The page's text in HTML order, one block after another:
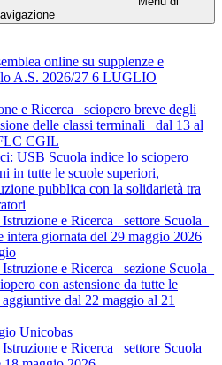
online su supplenze e
A.S. 2026/27 6 LUGLIO
e Ricerca_ sciopero breve degli
delle classi terminali_ dal 13 al
CGIL
USB Scuola indice lo sciopero
in tutte le scuole superiori,
pubblica con la solidarietà tra
e Ricerca_ settore Scuola_
intera giornata del 29 maggio 2026
e Ricerca_ sezione Scuola_
con astensione da tutte le
dal 22 maggio al 21
Unicobas
e Ricerca_ settore Scuola_